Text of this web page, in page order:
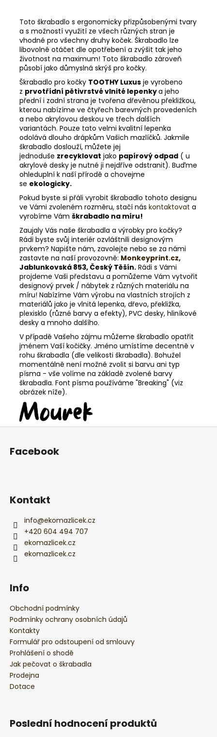
Toto škrabadlo s ergonomicky přizpůsobenými tvary
a s možností využití ze všech různých stran je
vhodné pro všechny druhy koček. Škrabadlo lze
libovolně otáčet dle opotřebení a zvýšit tak jeho
životnost na maximum! Toto škrabadlo zároveň
působí jako důmyslná skrýš pro kočky.
Škrabadlo pro kočky TOOTHY Luxus je vyrobeno
z prvotřídní pětivrstvé vlnité lepenkya jeho
přední i zadní strana je tvořena dřevěnou překližkou,
kterou nabízíme ve čtyřech barevných provedeních
a nebo akrylovou deskou ve třech dalších
variantách. Pouze tato velmi kvalitní lepenka
odolává dlouho drápkům Vašich mazlíčků. Jakmile
škrabadlo doslouží, můžete jej
jednoduše zrecyklovat jako papírový odpad ( u
akrylové desky je nutné ji nejdříve odstranit). Buďme
ohleduplní k naší přírodě a chovejme
se ekologicky.
Pokud byste si přáli vyrobit škrabadlo tohoto designu
ve Vámi zvoleném rozměru, stačí nás kontaktovat a
vyrobíme Vám škrabadlo na míru!
Zaujaly Vás naše škrabadla a výrobky pro kočky?
Rádi byste svůj interiér ozvláštnili designovým
prvkem? Napište nám, zavolejte nebo se za námi
zastavte na naší provozovně: Monkeyprint.cz,
Jablunkovská 853, Český Těšín. Rádi s Vámi
projdeme Vaši představu a pomůžeme Vám vytvořit
designový prvek / nábytek z různých materiálu na
míru! Nabízíme Vám výrobu na vlastních strojích z
materiálů jako je vlnitá lepenka, dřevo, překližka,
plexisklo (různé barvy a efekty), PVC desky, hliníkové
desky a mnoho dalšího.
V případě Vašeho zájmu můžeme škrabadlo opatřit
jménem Vaší kočičky. Jméno umístíme decentně v
rohu škrabadla (dle velikosti škrabadla). Bohužel
momentálně není možné zvolit si barvu ani typ
písma - vše volíme na základě zvolené barvy
škrabadla. Font písma používáme "Breaking" (viz
obrázek níže).
Z
Facebook
Kontakt
info@ekomazlicek.cz
+420 604 494 707
ekomazlicek.cz
ekomazlicek.cz
Info
Obchodní podmínky
Podmínky ochrany osobních údajů
Kontakty
Formulář pro odstoupení od smlouvy
Prohlášení o shodě
Jak pečovat o škrabadla
Prodejna
Dotace
Poslední hodnocení produktů